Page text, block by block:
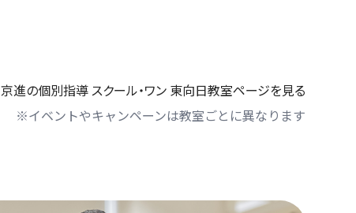
京進の個別指導 スクール・ワン 東向日教室ページを見る
※イベントやキャンペーンは教室ごとに異なります